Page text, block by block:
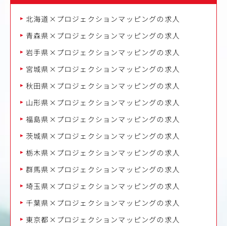
北海道×プロジェクションマッピングの求人
青森県×プロジェクションマッピングの求人
岩手県×プロジェクションマッピングの求人
宮城県×プロジェクションマッピングの求人
秋田県×プロジェクションマッピングの求人
山形県×プロジェクションマッピングの求人
福島県×プロジェクションマッピングの求人
茨城県×プロジェクションマッピングの求人
栃木県×プロジェクションマッピングの求人
群馬県×プロジェクションマッピングの求人
埼玉県×プロジェクションマッピングの求人
千葉県×プロジェクションマッピングの求人
東京都×プロジェクションマッピングの求人